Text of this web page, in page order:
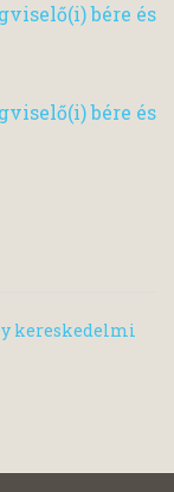
bére és
bére és
kereskedelmi